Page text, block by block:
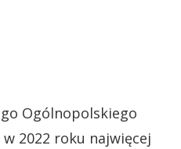
Ogólnopolskiego
2022 roku najwięcej